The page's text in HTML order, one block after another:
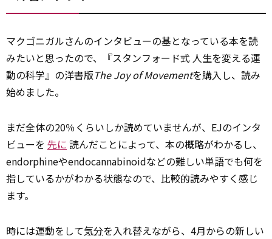
マクゴニガルさんのインタビューの基となっている本を読
みたいと思ったので、『スタンフォード式 人生を変える運
動の科学』の洋書版The Joy of Movementを購入し、読み
始めました。
まだ全体の20％くらいしか読めていませんが、EJのインタ
ビューを 先に 読んだことによって、本の概略がわかるし、
endorphineやendocannabinoidなどの難しい単語でも何を
指しているかがわかる状態なので、比較的読みやすく感じ
ます。
時には運動をして気分を入れ替えながら、4月からの新しい